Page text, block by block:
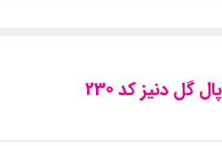
گل دنیز کد 230